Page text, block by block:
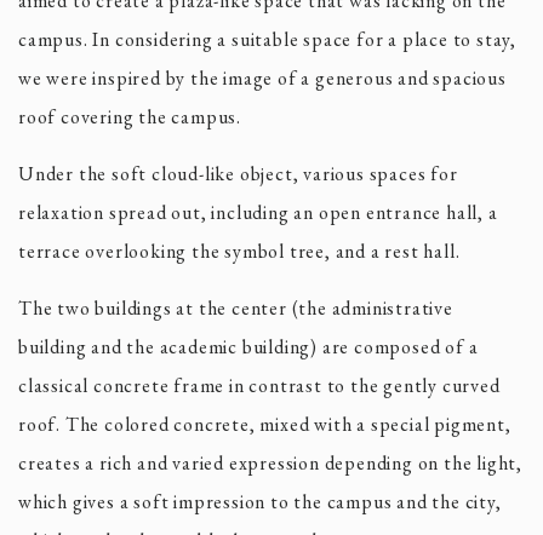
campus. In considering a suitable space for a place to stay,
we were inspired by the image of a generous and spacious
roof covering the campus.
Under the soft cloud-like object, various spaces for
relaxation spread out, including an open entrance hall, a
terrace overlooking the symbol tree, and a rest hall.
The two buildings at the center (the administrative
building and the academic building) are composed of a
classical concrete frame in contrast to the gently curved
roof. The colored concrete, mixed with a special pigment,
creates a rich and varied expression depending on the light,
which gives a soft impression to the campus and the city,